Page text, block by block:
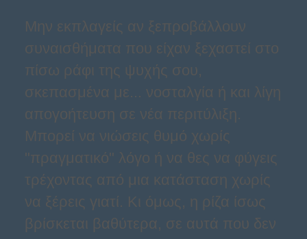
Μην εκπλαγείς αν ξεπροβάλλουν
συναισθήματα που είχαν ξεχαστεί στο
πίσω ράφι της ψυχής σου,
σκεπασμένα με... νοσταλγία ή και λίγη
απογοήτευση σε νέα περιτύλιξη.
Μπορεί να νιώσεις θυμό χωρίς
"πραγματικό" λόγο ή να θες να φύγεις
τρέχοντας από μια κατάσταση χωρίς
να ξέρεις γιατί. Κι όμως, η ρίζα ίσως
βρίσκεται βαθύτερα, σε αυτά που δεν